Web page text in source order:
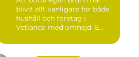
blivit allt vanligare för både
hushåll och företag i
Vetlanda med omnejd. E...